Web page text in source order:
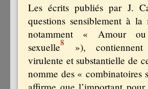
Les écrits publiés par J.
questions sensiblement à la
notamment « Amour ou
sexuelle8
»),
virulente et substantielle de
nomme des « combinatoires